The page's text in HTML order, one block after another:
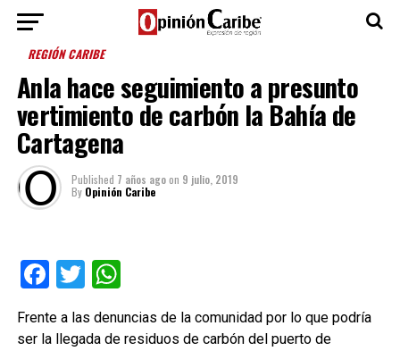
REGIÓN CARIBE
Anla hace seguimiento a presunto
vertimiento de carbón la Bahía de
Cartagena
Published 7 años agoon 9 julio, 2019
By Opinión Caribe
Facebook
TwitterWhatsApp
Frente a las denuncias de la comunidad por lo que podría
ser la llegada de residuos de carbón del puerto de